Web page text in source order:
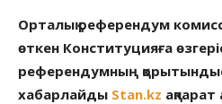
Орталық референдум
өткен Конституцияға
референдумның
хабарлайды Stan.kz ақпарат